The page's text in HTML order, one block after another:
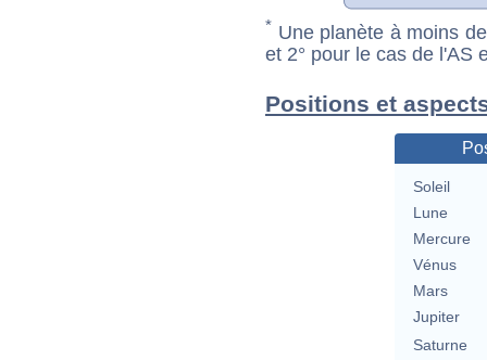
* Une planète à moins
et 2° pour le cas de l'AS
Positions et
Soleil
Lune
Mercure
Vénus
Mars
Jupiter
Saturne